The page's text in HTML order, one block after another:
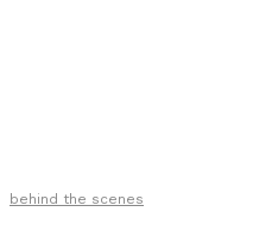
behind the scenes